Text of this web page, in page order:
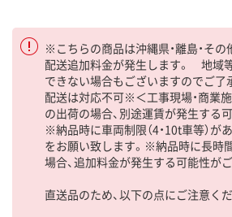
※こちらの商品は沖縄県・離島・その
配送追加料金が発生します。 地域
できない場合もございますのでご
配送は対応不可※＜工事現場・商業
の出荷の場合、別途運賃が発生する
※納品時に車両制限（4・10t車等）が
をお願い致します。※納品時に長時
場合、追加料金が発生する可能性が
直送品のため、以下の点にご注意くだ